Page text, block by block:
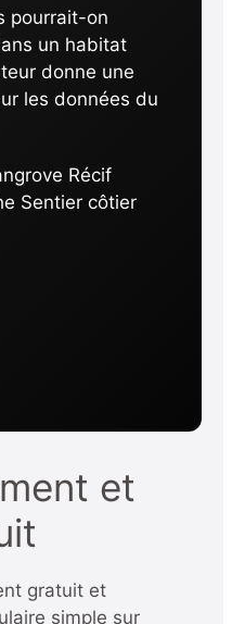
pourrait-on
un habitat
donne une
les données du
Récif
Sentier côtier
et
gratuit et
simple sur